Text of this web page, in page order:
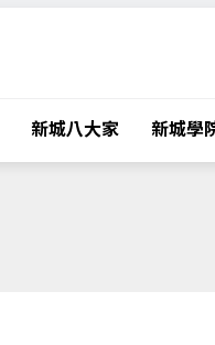
新城八大家 新城學